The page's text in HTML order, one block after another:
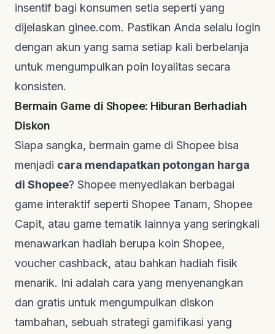
insentif bagi konsumen setia seperti yang
dijelaskan ginee.com. Pastikan Anda selalu login
dengan akun yang sama setiap kali berbelanja
untuk mengumpulkan poin loyalitas secara
konsisten.
Bermain Gamedi Shopee: Hiburan Berhadiah
Diskon
Siapa sangka, bermain game di Shopee bisa
menjadi cara mendapatkan potongan harga
di Shopee? Shopee menyediakan berbagai
game interaktif seperti Shopee Tanam, Shopee
Capit, atau game tematik lainnya yang seringkali
menawarkan hadiah berupa koin Shopee,
voucher cashback, atau bahkan hadiah fisik
menarik. Ini adalah cara yang menyenangkan
dan gratis untuk mengumpulkan diskon
tambahan, sebuah strategi gamifikasi yang